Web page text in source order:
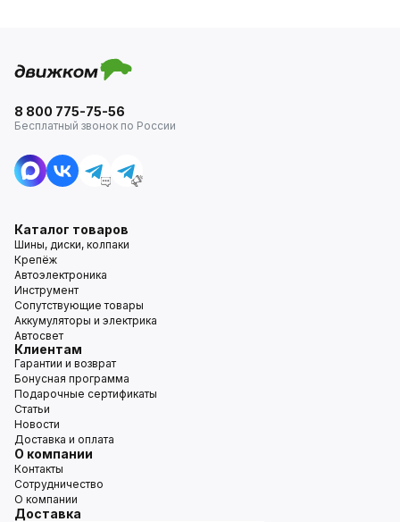
8 800 775-75-56
Бесплатный звонок по России
Каталог товаров
Шины, диски, колпаки
Крепёж
Автоэлектроника
Инструмент
Сопутствующие товары
Аккумуляторы и электрика
Автосвет
Клиентам
Гарантии и возврат
Бонусная программа
Подарочные сертификаты
Статьи
Новости
Доставка и оплата
О компании
Контакты
Сотрудничество
О компании
Доставка